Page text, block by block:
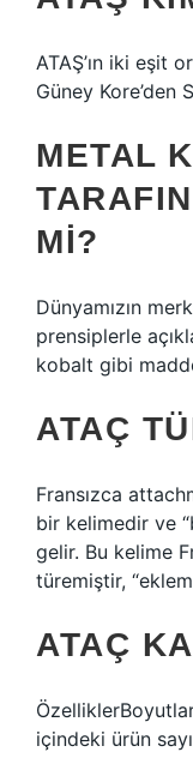
ATAŞ’ın iki eşit
Güney Kore’den
METAL
MI?
Dünyamızın
prensiplerle
kobalt gibi
ATAÇ
Fransızca
bir kelimedir ve
gelir. Bu kelime
türemiştir,
ATAÇ
içindeki ürün